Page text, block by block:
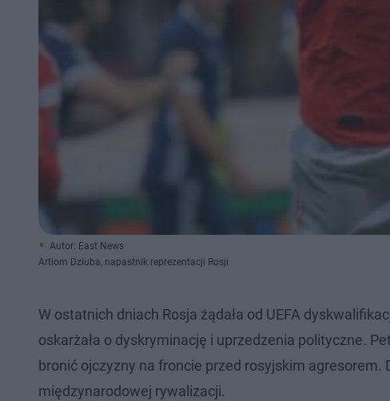
Autor: East News
Artiom Dziuba, napastnik reprezentacji Rosji
W ostatnich dniach Rosja żądała od UEFA
oskarżała o dyskryminację i uprzedzenia polityczne.
bronić ojczyzny na froncie przed rosyjskim
międzynarodowej rywalizacji.